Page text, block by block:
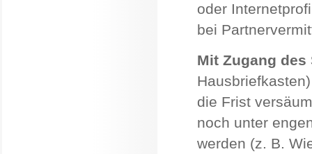
oder
bei
Mit Zugang des
die Frist
noch unter
werden (z. B.